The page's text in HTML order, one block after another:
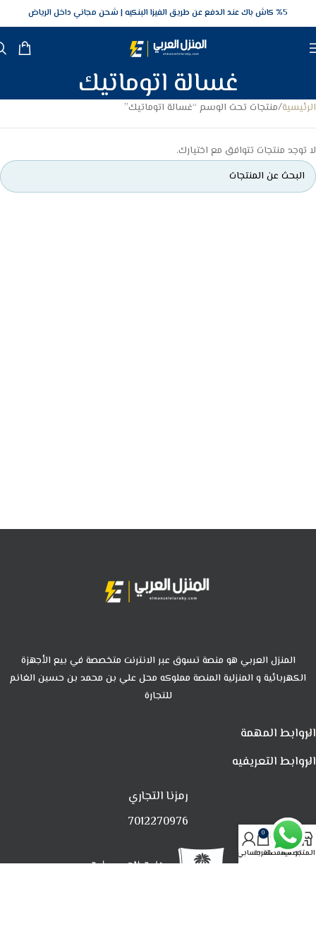
5‎% كاش باك عند الدفع عن طريق الفيزا البنكيه شحن مجاني داخل الرياض
غسالة اتوماتيك
الرئيسية منتجات تحت الوسم “غسالة اتوماتيك”
لا توجد منتجات تتوافق مع اختيارك.
المنزل العربي هو منصة تسوق عبر الانترنت متخصصة في بيع الأجهزة
الكهربائية و المنزلية المنصة مملوكه محل علي بن محمد بن حسين الغانم
للتجارة
الروابط المهمة
الروابط التعريفيه
رمزنا التجاري
7012270976
المتجرتصفيةالمفضلة
0
العربةحسابي